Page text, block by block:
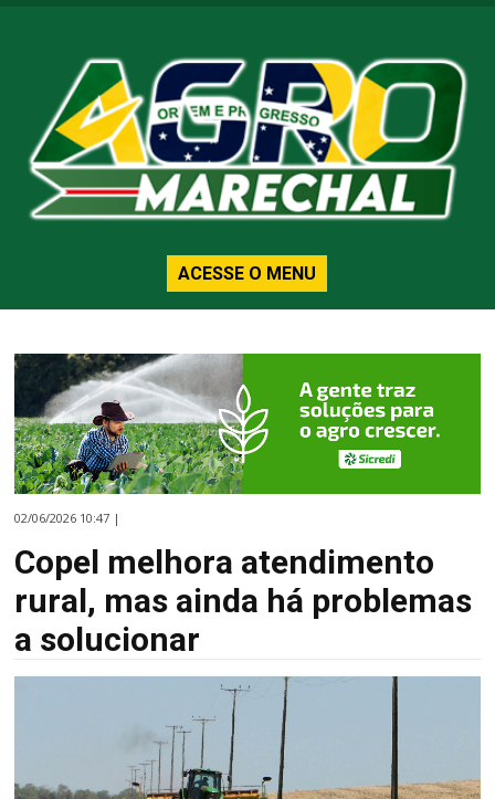
ACESSE O MENU
02/06/2026 10:47 |
Copel melhora atendimento
rural, mas ainda há problemas
a solucionar